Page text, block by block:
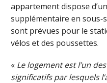
appartement dispose
supplémentaire en sous-
sont prévues pour le
vélos et des poussettes.
« Le logement est l’un
significatifs par lesquels